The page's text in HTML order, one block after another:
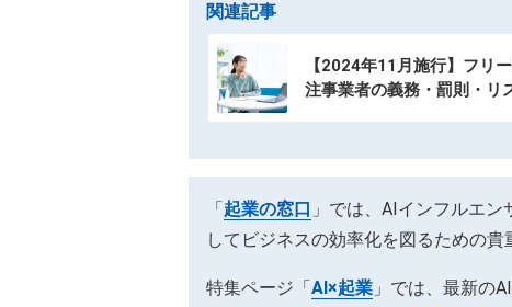
関連記事
【2024年11月施行】フリ
注事業者の義務・罰則・リ
「起業の窓口 」では、AIインフルエ
してビジネスの効率化を図るための貴
特集ページ「AI×起業 」では、最新の